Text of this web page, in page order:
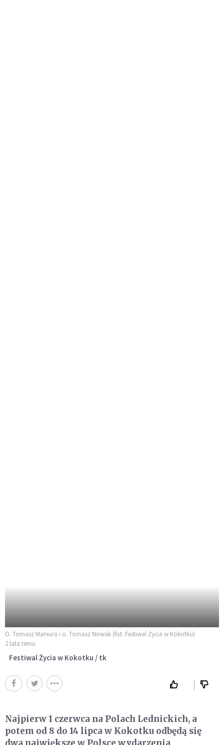
O. Tomasz Maniura i o. Tomasz Nowak (fot. Festiwal Życia w Kokotku)
2 lata temu
Festiwal Życia w Kokotku / tk
Najpierw 1 czerwca na Polach Lednickich, a
potem od 8 do 14 lipca w Kokotku odbędą się